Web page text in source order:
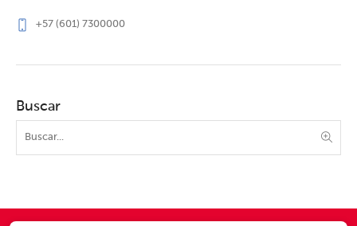
+57 (601) 7300000
Buscar